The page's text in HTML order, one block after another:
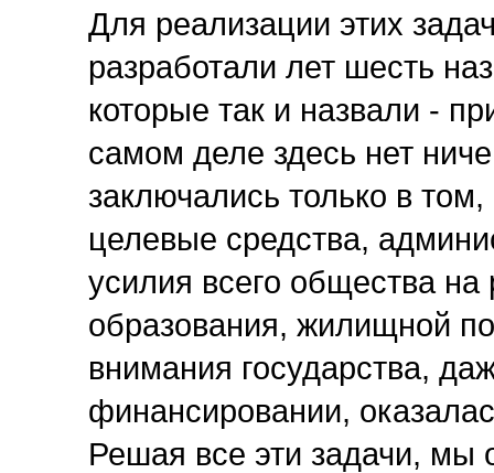
Для реализации этих
разработали лет шесть
которые так и назвали -
самом деле здесь нет
заключались только в
целевые средства,
усилия всего общества
образования, жилищной
внимания государства,
финансировании,
Решая все эти задачи, мы